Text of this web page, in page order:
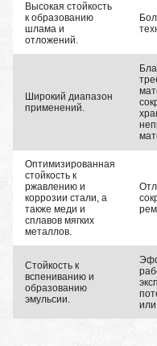
Высокая стойкость
к образованию
шлама и
отложений.
Широкий диапазон
применений.
Оптимизированная
стойкость к
ржавлению и
коррозии стали, а
также меди и
сплавов мягких
металлов.
Стойкость к
вспениванию и
образованию
эмульсии.